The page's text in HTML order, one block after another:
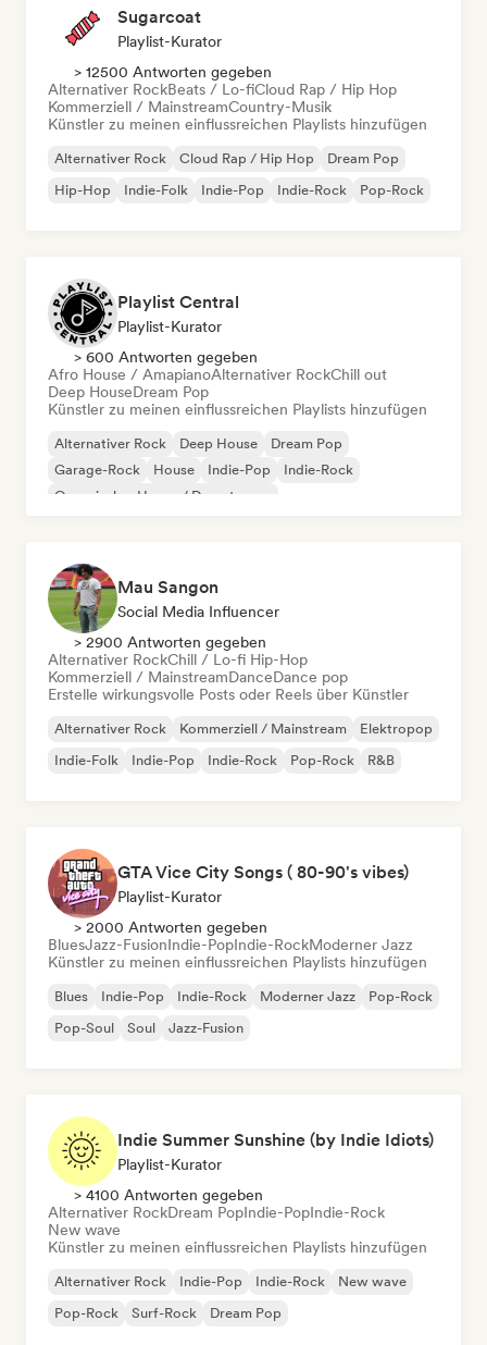
Sugarcoat
Playlist-Kurator
> 12500 Antworten gegeben
Alternativer RockBeats / Lo-fiCloud Rap / Hip Hop
Kommerziell / MainstreamCountry-Musik
Künstler zu meinen einflussreichen Playlists hinzufügen
Alternativer Rock Cloud Rap / Hip Hop
Dream Pop
Hip-Hop
Indie-Folk Indie-Pop Indie-Rock Pop-Rock
Playlist Central
Playlist-Kurator
> 600 Antworten gegeben
Afro House / AmapianoAlternativer RockChill out
Deep HouseDream Pop
Künstler zu meinen einflussreichen Playlists hinzufügen
Alternativer Rock Deep House
Dream Pop
Garage-Rock
House Indie-Pop
Indie-Rock
Organischer House / Downtempo
Mau Sangon
Social Media Influencer
> 2900 Antworten gegeben
Alternativer RockChill / Lo-fi Hip-Hop
Kommerziell / MainstreamDanceDance pop
Erstelle wirkungsvolle Posts oder Reels über Künstler
Alternativer Rock Kommerziell / Mainstream
Elektropop
Indie-Folk
Indie-Pop Indie-Rock Pop-Rock R&B
GTA Vice City Songs ( 80-90's vibes)
Playlist-Kurator
> 2000 Antworten gegeben
BluesJazz-FusionIndie-PopIndie-RockModerner Jazz
Künstler zu meinen einflussreichen Playlists hinzufügen
Blues Indie-Pop Indie-Rock Moderner Jazz
Pop-Rock
Pop-Soul
Soul Jazz-Fusion
Indie Summer Sunshine (by Indie Idiots)
Playlist-Kurator
> 4100 Antworten gegeben
Alternativer RockDream PopIndie-PopIndie-Rock
New wave
Künstler zu meinen einflussreichen Playlists hinzufügen
Alternativer Rock Indie-Pop Indie-Rock
New wave
Pop-Rock
Surf-Rock Dream Pop